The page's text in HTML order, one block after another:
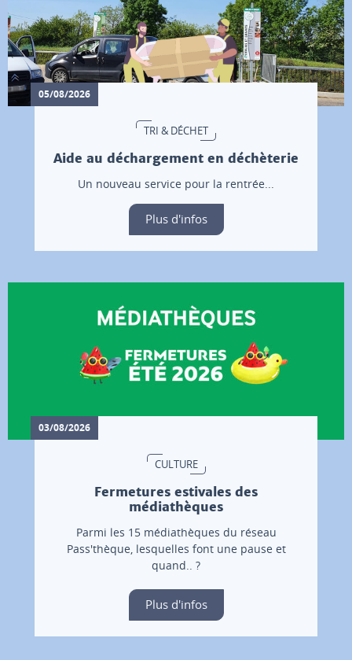
05/08/2026
TRI & DÉCHET
Aide au déchargement en déchèterie
Un nouveau service pour la rentrée...
Plus d'infos
03/08/2026
CULTURE
Fermetures estivales des
médiathèques
Parmi les 15 médiathèques du réseau
Pass'thèque, lesquelles font une pause et
quand.. ?
Plus d'infos